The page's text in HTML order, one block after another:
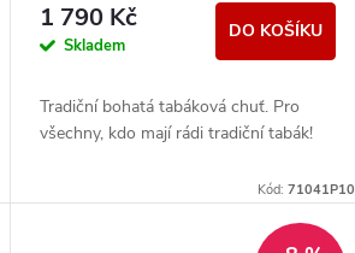
1 790 Kč
Skladem
DO KOŠÍKU
Tradiční bohatá tabáková chuť. Pro
všechny, kdo mají rádi tradiční tabák!
Kód: 71041P10